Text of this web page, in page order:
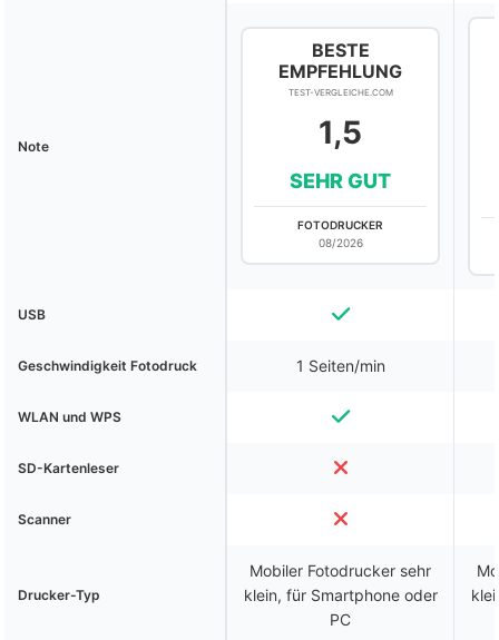
Note
BESTE
EMPFEHLUNG
TEST-VERGLEICHE.COM
1,5
SEHR GUT
FOTODRUCKER
08/2026
USB
Geschwindigkeit Fotodruck 1 Seiten/min
WLAN und WPS
SD-Kartenleser
Scanner
Drucker-Typ
Mobiler Fotodrucker sehr
klein, für Smartphone oder
PC